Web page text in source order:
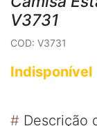
V3731
COD: V3731
Indisponível
# Descrição